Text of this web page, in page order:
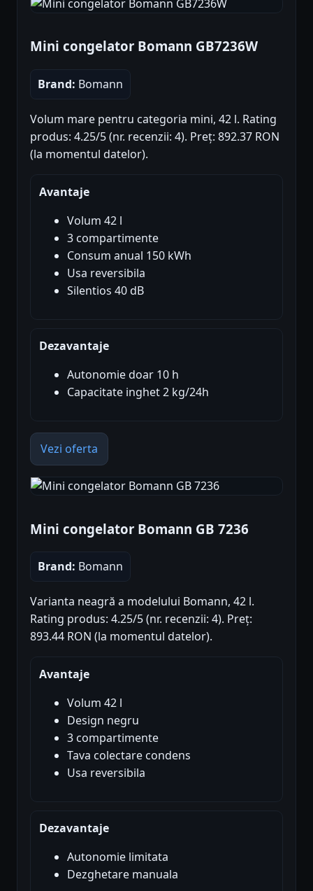
Mini congelator Bomann GB7236W
Brand: Bomann
Volum mare pentru categoria mini, 42 l. Rating
produs: 4.25/5 (nr. recenzii: 4). Preț: 892.37 RON
(la momentul datelor).
Avantaje
Volum 42 l
3 compartimente
Consum anual 150 kWh
Usa reversibila
Silentios 40 dB
Dezavantaje
Autonomie doar 10 h
Capacitate inghet 2 kg/24h
Vezi oferta
Mini congelator Bomann GB 7236
Brand: Bomann
Varianta neagră a modelului Bomann, 42 l.
Rating produs: 4.25/5 (nr. recenzii: 4). Preț:
893.44 RON (la momentul datelor).
Avantaje
Volum 42 l
Design negru
3 compartimente
Tava colectare condens
Usa reversibila
Dezavantaje
Autonomie limitata
Dezghetare manuala